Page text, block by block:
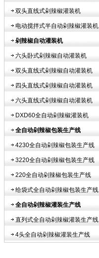
双头直线式剁辣椒灌装机
电动搅拌式半自动剁辣椒灌装机
剁辣椒自动灌装机
六头卧式剁辣椒自动灌装机
双头直线式剁辣椒自动灌装机
四头直线式剁辣椒自动灌装机
六头直线式剁辣椒自动灌装机
DXD60全自动剁辣椒灌装机
全自动剁辣椒包装生产线
4230全自动剁辣椒包装生产线
3220全自动剁辣椒包装生产线
220全自动剁辣椒包装生产线
给袋式全自动剁辣椒包装生产线
全自动剁辣椒灌装生产线
直列式全自动剁辣椒灌装生产线
4头全自动剁辣椒灌装生产线